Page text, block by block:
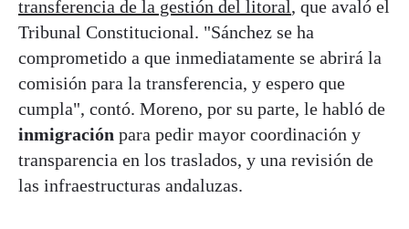
transferencia de la gestión del litoral, que avaló el
Tribunal Constitucional. "Sánchez se ha
comprometido a que inmediatamente se abrirá la
comisión para la transferencia, y espero que
cumpla", contó. Moreno, por su parte, le habló de
inmigración para pedir mayor coordinación y
transparencia en los traslados, y una revisión de
las infraestructuras andaluzas.